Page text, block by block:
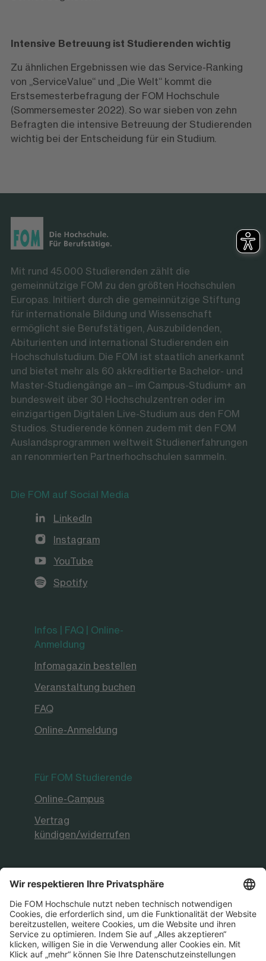
Intensive Betreuung ist Studierenden wichtig
Zu ähnlichen Ergebnissen wie das Service-Ranking
von „ServiceValue“ und „Die Welt“ kommt die
Erstsemesterbefragung der FOM Hochschule
(Sommersemester 2022). So war sieben von zehn
Befragten die intensive Betreuung der Studierenden
wichtig bei der Entscheidung für ein Studium.
Mit rund 45.000 Studierenden zählt die
gemeinnützige FOM zu den größten Hochschulen
Europas. Initiiert durch die gemeinnützige Stiftung
für internationale Bildung und Wissenschaft
ermöglicht sie Berufstätigen, Auszubildenden,
Abiturienten und international Studierenden ein
Hochschulstudium. Die FOM ist staatlich anerkannt
und bietet mehr als 60 akkreditierte Bachelor- und
Master-Studiengänge an – im Campus-Studium+ an
bundesweit über 30 Hochschulzentren oder im
einzigartigen Digitalen Live-Studium aus den FOM
Studios. Studierende können zudem mit den FOM
Auslandsprogrammen weltweit Studienerfahrungen
an renommierten Partnerhochschulen sammeln.
Die FOM auf Social Media
LinkedIn
Instagram
YouTube
Spotify
Infos | FAQ | Online-
Anmeldung
Infomagazin bestellen
Veranstaltung buchen
FAQ
Online-Anmeldung
Für FOM Studierende
Online-Campus
Vertrag
kündigen/widerrufen
FOM Hochschule
Aktuelles & Presse
FOM International
FOM German-Sino School